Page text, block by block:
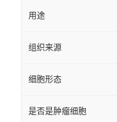
用途
组织来源
细胞形态
是否是肿瘤细胞